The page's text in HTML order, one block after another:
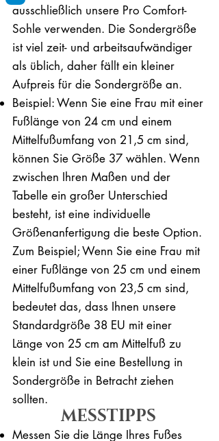
ausschließlich unsere Pro Comfort-
Sohle verwenden. Die Sondergröße
ist viel zeit- und arbeitsaufwändiger
als üblich, daher fällt ein kleiner
Aufpreis für die Sondergröße an.
Beispiel: Wenn Sie eine Frau mit einer
Fußlänge von 24 cm und einem
Mittelfußumfang von 21,5 cm sind,
können Sie Größe 37 wählen. Wenn
zwischen Ihren Maßen und der
Tabelle ein großer Unterschied
besteht, ist eine individuelle
Größenanfertigung die beste Option.
Zum Beispiel; Wenn Sie eine Frau mit
einer Fußlänge von 25 cm und einem
Mittelfußumfang von 23,5 cm sind,
bedeutet das, dass Ihnen unsere
Standardgröße 38 EU mit einer
Länge von 25 cm am Mittelfuß zu
klein ist und Sie eine Bestellung in
Sondergröße in Betracht ziehen
sollten.
MESSTIPPS
Messen Sie die Länge Ihres Fußes